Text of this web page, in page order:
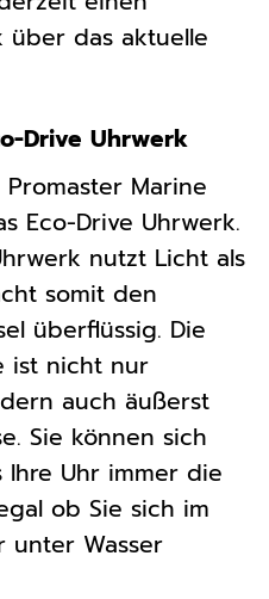
über das aktuelle
Drive Uhrwerk
Marine
Eco-Drive Uhrwerk.
nutzt Licht als
somit den
überflüssig. Die
ist nicht nur
auch äußerst
Sie können sich
Ihre Uhr immer die
ob Sie sich im
unter Wasser